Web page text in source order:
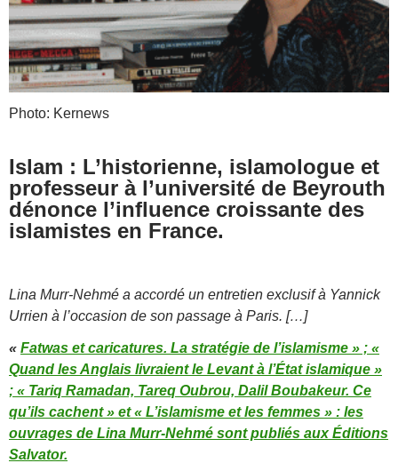
Photo: Kernews
Islam : L’historienne, islamologue et
professeur à l’université de Beyrouth
dénonce l’influence croissante des
islamistes en France.
Lina Murr-Nehmé a accordé un entretien exclusif à Yannick
Urrien à l’occasion de son passage à Paris. […]
« Fatwas et caricatures. La stratégie de l’islamisme » ; «
Quand les Anglais livraient le Levant à l’État islamique »
; « Tariq Ramadan, Tareq Oubrou, Dalil Boubakeur. Ce
qu’ils cachent » et « L’islamisme et les femmes » : les
ouvrages de Lina Murr-Nehmé sont publiés aux Éditions
Salvator.